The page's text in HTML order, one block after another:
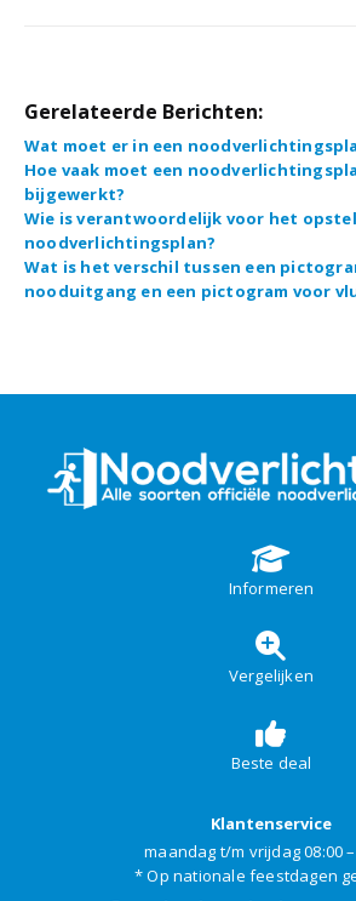
Gerelateerde Berichten:
Wat moet er in een
Hoe vaak moet een
bijgewerkt?
Wie is verantwoordelijk voor het
noodverlichtingsplan?
Wat is het verschil tussen een
nooduitgang en een pictogram voor
Informeren
Vergelijken
Beste deal
Klantenservice
maandag t/m vrijdag 08:00
* Op nationale feestdagen